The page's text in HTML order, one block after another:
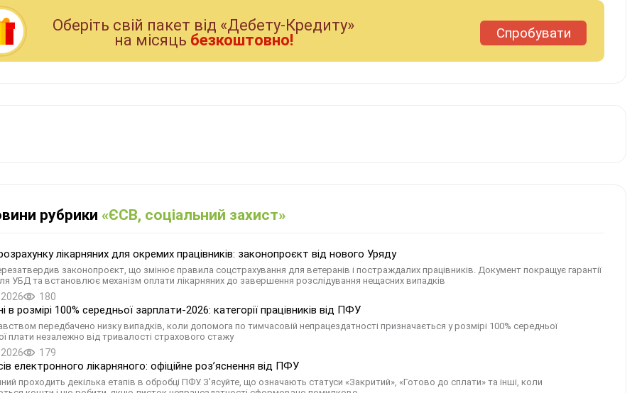
Оберiть свiй пакет вiд «Дебету-Кредиту»
на мiсяць безкоштовно! Спробувати
рубрики «ЄСВ, соціальний захист»
лікарняних для окремих працівників: законопроєкт від нового Уряду
законопроєкт, що змінює правила соцстрахування для ветеранів і постраждалих працівників. Документ покращує гарантії
УБД та встановлює механізм оплати лікарняних до завершення розслідування нещасних випадків
180
в розмірі 100% середньої зарплати-2026: категорії працівників від ПФУ
передбачено низку випадків, коли допомога по тимчасовій непрацездатності призначається у розмірі 100% середньої
плати незалежно від тривалості страхового стажу
179
електронного лікарняного: офіційне роз’яснення від ПФУ
проходить декілька етапів в обробці ПФУ. З’ясуйте, що означають статуси «Закритий», «Готово до сплати» та інші, коли